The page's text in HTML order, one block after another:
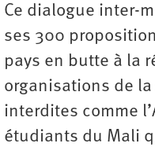
Ce dialogue inter-
ses 300
pays en butte à la
organisations de
interdites comme
étudiants du Mali